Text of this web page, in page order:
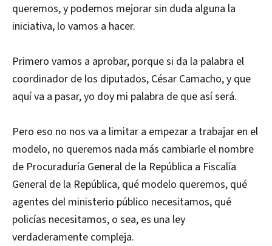
queremos, y podemos mejorar sin duda alguna la
iniciativa, lo vamos a hacer.
Primero vamos a aprobar, porque si da la palabra el
coordinador de los diputados, César Camacho, y que
aquí va a pasar, yo doy mi palabra de que así será.
Pero eso no nos va a limitar a empezar a trabajar en el
modelo, no queremos nada más cambiarle el nombre
de Procuraduría General de la República a Fiscalía
General de la República, qué modelo queremos, qué
agentes del ministerio público necesitamos, qué
policías necesitamos, o sea, es una ley
verdaderamente compleja.